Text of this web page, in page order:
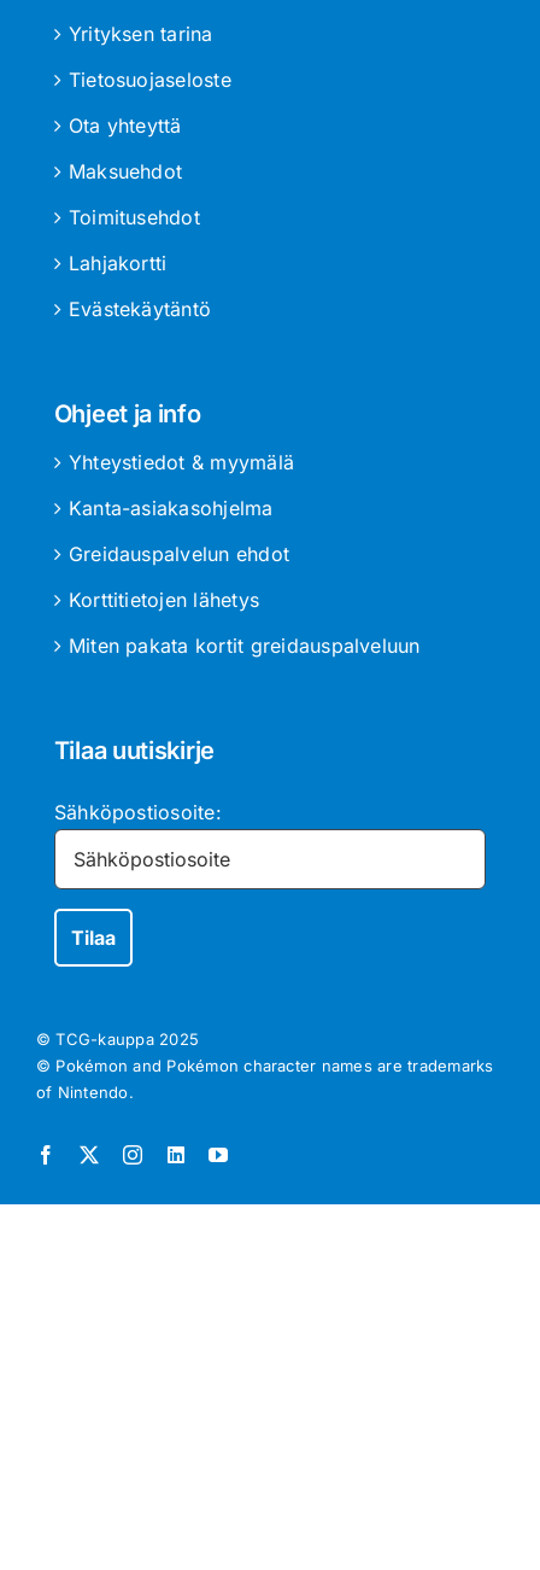
Yrityksen tarina
Tietosuojaseloste
Ota yhteyttä
Maksuehdot
Toimitusehdot
Lahjakortti
Evästekäytäntö
Ohjeet ja info
Yhteystiedot & myymälä
Kanta-asiakasohjelma
Greidauspalvelun ehdot
Korttitietojen lähetys
Miten pakata kortit greidauspalveluun
Tilaa uutiskirje
Sähköpostiosoite:
© TCG-kauppa 2025
© Pokémon and Pokémon character names are trademarks
of Nintendo.